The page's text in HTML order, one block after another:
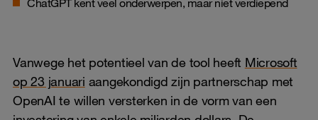
Vanwege het potentieel van de tool heeft Microsoft
op 23 januari aangekondigd zijn partnerschap met
OpenAI te willen versterken in de vorm van een